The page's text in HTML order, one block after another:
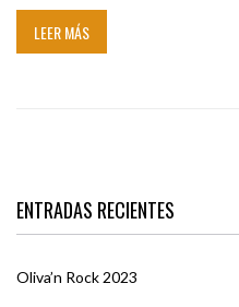
LEER MÁS
ENTRADAS RECIENTES
Oliva’n Rock 2023